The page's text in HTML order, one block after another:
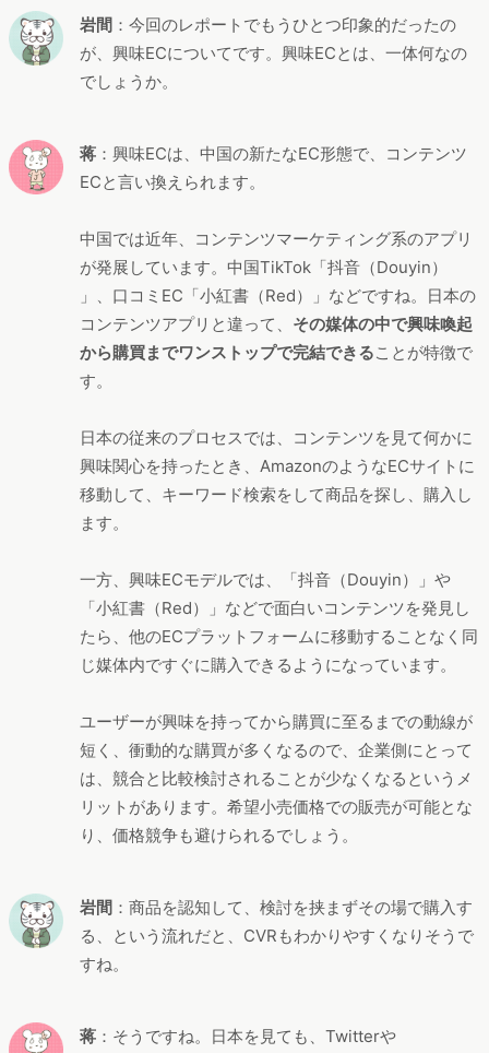
岩間 ：今回のレポートでもうひとつ印象的だったの
が、興味ECについてです。興味ECとは、一体何なの
でしょうか。
蒋 ：興味ECは、中国の新たなEC形態で、コンテンツ
ECと言い換えられます。
中国では近年、コンテンツマーケティング系のアプリ
が発展しています。中国TikTok「抖音（Douyin）
」、口コミEC「小紅書（Red）」などですね。日本の
コンテンツアプリと違って、 その媒体の中で興味喚起
から購買までワンストップで完結できることが特徴で
す。
日本の従来のプロセスでは、コンテンツを見て何かに
興味関心を持ったとき、AmazonのようなECサイトに
移動して、キーワード検索をして商品を探し、購入し
ます。
一方、興味ECモデルでは、「抖音（Douyin）」や
「小紅書（Red）」などで面白いコンテンツを発見し
たら、他のECプラットフォームに移動することなく同
じ媒体内ですぐに購入できるようになっています。
ユーザーが興味を持ってから購買に至るまでの動線が
短く、衝動的な購買が多くなるので、企業側にとって
は、競合と比較検討されることが少なくなるというメ
リットがあります。希望小売価格での販売が可能とな
り、価格競争も避けられるでしょう。
岩間 ：商品を認知して、検討を挟まずその場で購入す
る、という流れだと、CVRもわかりやすくなりそうで
すね。
蒋 ：そうですね。日本を見ても、Twitterや